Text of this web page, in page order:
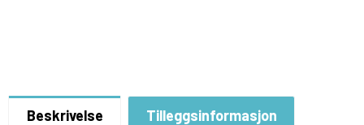
Beskrivelse Tilleggsinformasjon